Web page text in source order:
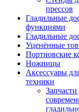
прессов
Гладильные
функциями
Гладильные
Уценённые
Портновские
Ножницы
Аксессуары
техники
Запчасти